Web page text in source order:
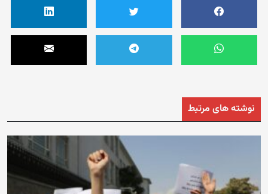
نوشته های مرتبط